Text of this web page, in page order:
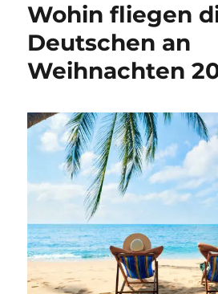
Wohin fliegen
Deutschen an
Weihnachten